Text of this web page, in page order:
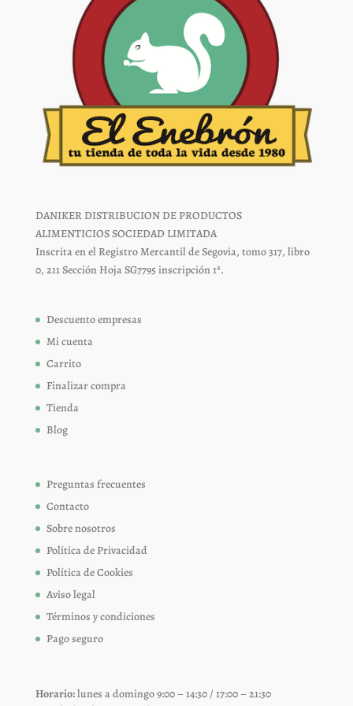
DANIKER DISTRIBUCION DE PRODUCTOS
ALIMENTICIOS SOCIEDAD LIMITADA
Inscrita en el Registro Mercantil de Segovia, tomo 317, libro
0, 211 Sección Hoja SG7795 inscripción 1ª.
Descuento empresas
Mi cuenta
Carrito
Finalizar compra
Tienda
Blog
Preguntas frecuentes
Contacto
Sobre nosotros
Política de Privacidad
Política de Cookies
Aviso legal
Términos y condiciones
Pago seguro
Horario:lunes a domingo 9:00 – 14:30 / 17:00 – 21:30